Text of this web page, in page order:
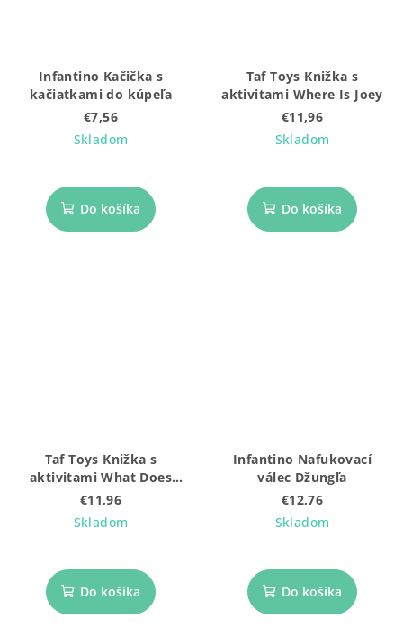
Infantino Kačička s
kačiatkami do kúpeľa
€7,56
Skladom
Do košíka
Taf Toys Knižka s
aktivitami Where Is Joey
€11,96
Skladom
Do košíka
Taf Toys Knižka s
aktivitami What Does
Paul Wear
€11,96
Skladom
Do košíka
Infantino Nafukovací
válec Džungľa
€12,76
Skladom
Do košíka